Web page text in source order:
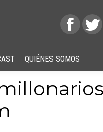
QUIÉNES SOMOS